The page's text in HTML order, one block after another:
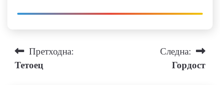
Навигација
Претходна:
Тетоец
Следна:
Гордост